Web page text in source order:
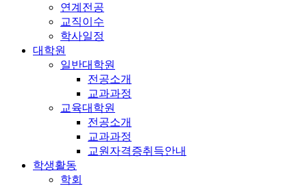
연계전공
교직이수
학사일정
대학원
일반대학원
전공소개
교과과정
교육대학원
전공소개
교과과정
교원자격증취득안내
학생활동
학회